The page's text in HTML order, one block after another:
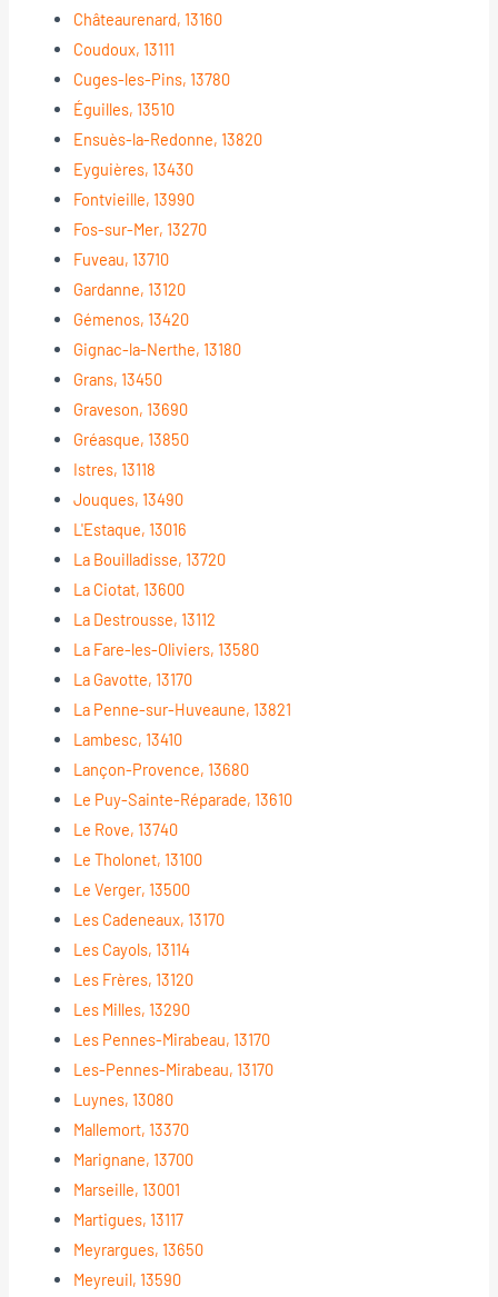
Châteaurenard, 13160
Coudoux, 13111
Cuges-les-Pins, 13780
Éguilles, 13510
Ensuès-la-Redonne, 13820
Eyguières, 13430
Fontvieille, 13990
Fos-sur-Mer, 13270
Fuveau, 13710
Gardanne, 13120
Gémenos, 13420
Gignac-la-Nerthe, 13180
Grans, 13450
Graveson, 13690
Gréasque, 13850
Istres, 13118
Jouques, 13490
L'Estaque, 13016
La Bouilladisse, 13720
La Ciotat, 13600
La Destrousse, 13112
La Fare-les-Oliviers, 13580
La Gavotte, 13170
La Penne-sur-Huveaune, 13821
Lambesc, 13410
Lançon-Provence, 13680
Le Puy-Sainte-Réparade, 13610
Le Rove, 13740
Le Tholonet, 13100
Le Verger, 13500
Les Cadeneaux, 13170
Les Cayols, 13114
Les Frères, 13120
Les Milles, 13290
Les Pennes-Mirabeau, 13170
Les-Pennes-Mirabeau, 13170
Luynes, 13080
Mallemort, 13370
Marignane, 13700
Marseille, 13001
Martigues, 13117
Meyrargues, 13650
Meyreuil, 13590